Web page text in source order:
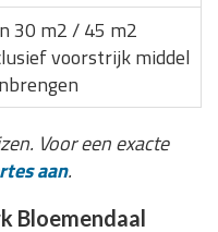
30 m2 / 45 m2
voorstrijk middel
Voor een exacte
aan.
Bloemendaal